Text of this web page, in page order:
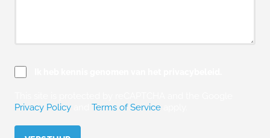
Privacy Policy
Terms of Service